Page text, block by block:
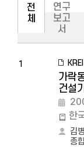
전
체
연구
보고
서
1
가락
건설
한
김
종